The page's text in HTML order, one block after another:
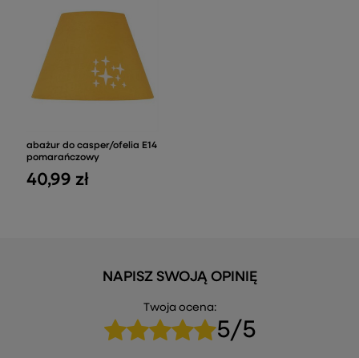
abażur do casper/ofelia E14
pomarańczowy
40,99 zł
NAPISZ SWOJĄ OPINIĘ
Twoja ocena:
5/5